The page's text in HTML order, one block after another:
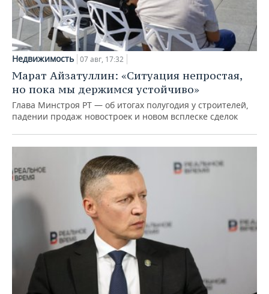
Недвижимость 07 авг, 17:32
Марат Айзатуллин: «Ситуация непростая,
но пока мы держимся устойчиво»
Глава Минстроя РТ — об итогах полугодия у строителей,
падении продаж новостроек и новом всплеске сделок